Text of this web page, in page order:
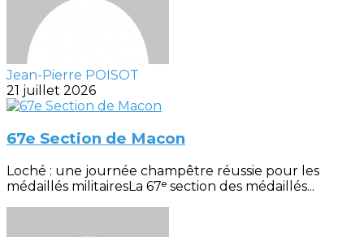
Jean-Pierre POISOT
21 juillet 2026
67e Section de Macon
Loché : une journée champêtre réussie pour les
médaillés militairesLa 67ᵉ section des médaillés...